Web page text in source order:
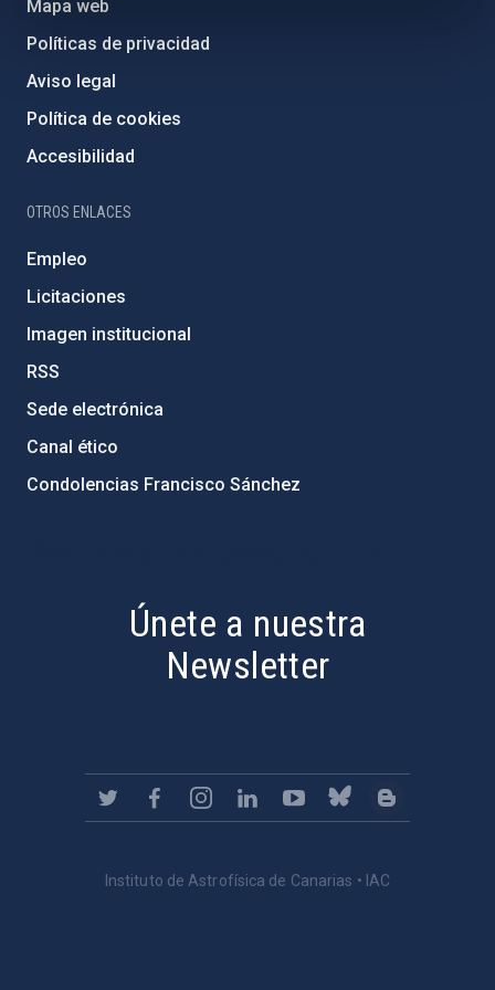
Mapa web
Políticas de privacidad
Aviso legal
Política de cookies
Accesibilidad
OTROS ENLACES
Empleo
Licitaciones
Imagen institucional
RSS
Sede electrónica
Canal ético
Condolencias Francisco Sánchez
Únete a nuestra
Newsletter
Instituto de Astrofísica de Canarias • IAC